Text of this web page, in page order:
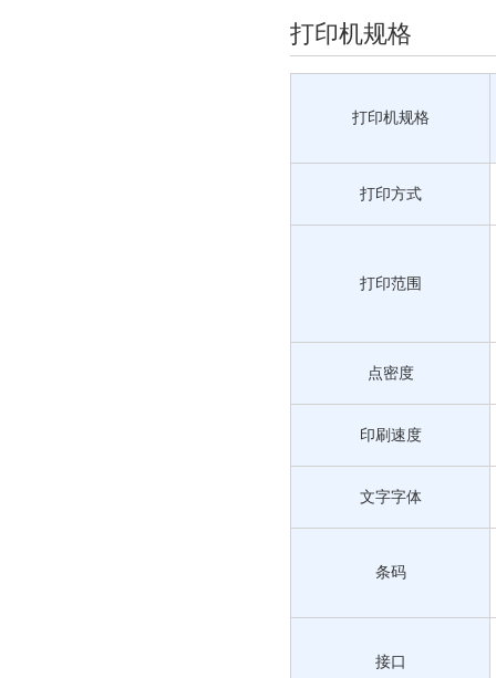
打印机规格
打印机规格
打印方式
打印范围
点密度
印刷速度
文字字体
条码
接口